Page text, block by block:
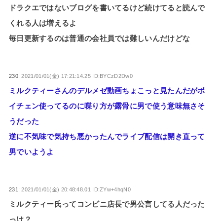
ドラクエではないブログを書いてるけど続けてると読んで
くれる人は増えるよ
毎日更新するのは普通の会社員では難しいんだけどな
230:2021/01/01(金) 17:21:14.25 ID:BYCzD2Dw0
ミルクティーさんのデルメゼ動画ちょこっと見たんだがボ
イチェン使ってるのに喋り方が露骨に男で使う意味無さそ
うだった
逆に不気味で気持ち悪かったんでライブ配信は開き直って
男でいようよ
231:2021/01/01(金) 20:48:48.01 ID:ZYw+4hqN0
ミルクティー氏ってコンビニ店長で男公言してる人だった